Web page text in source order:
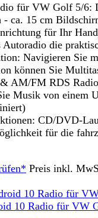
für VW Golf 5/6:
- ca. 15 cm
für Ihr
Autoradio die
Navigieren Sie
können Sie
AM/FM RDS
Musik von einem
CD/DVD-
für die
Preis inkl.
10 Radio für VW